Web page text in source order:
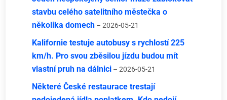
stavbu celého satelitního městečka o
několika domech – 2026-05-21
Kalifornie testuje autobusy s rychlostí 225
km/h. Pro svou zběsilou jízdu budou mít
vlastní pruh na dálnici – 2026-05-21
Některé České restaurace trestají